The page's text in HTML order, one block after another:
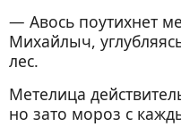
— Авось поутихнет
Михайлыч,
лес.
Метелица
но зато мороз с